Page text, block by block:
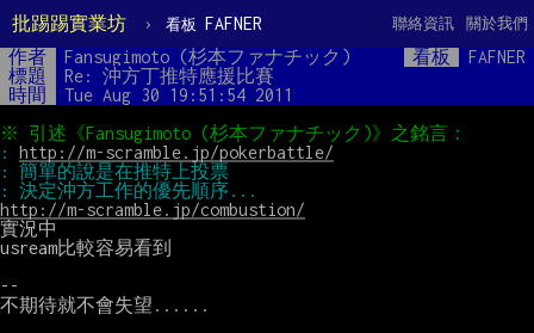
批踢踢實業坊 › 看板 FAFNER 關於我們
聯絡資訊
作者 Fansugimoto (杉本ファナチック) 看板
FAFNER
標題
Re: 沖方丁推特應援比賽
時間
Tue Aug 30 19:51:54 2011
: http://m-scramble.jp/pokerbattle/
http://m-scramble.jp/combustion/
實況中
usream比較容易看到
--
不期待就不會失望......